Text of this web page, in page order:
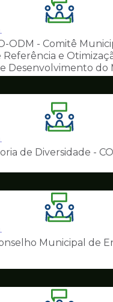
Ilustração
da
pagina
de
Conselhos
ODM - Comitê
Referência e
Desenvolvimento do
Ilustração
da
pagina
Conselhos
de Diversidade -
Ilustração
da
pagina
Conselhos
Municipal de